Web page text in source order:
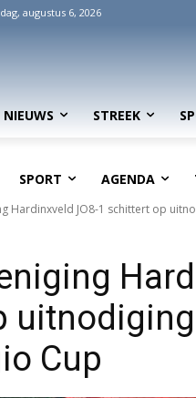
augustus 6, 2026
NIEUWS STREEK
SPORT AGENDA
Hardinxveld JO8-1 schittert op
Cup